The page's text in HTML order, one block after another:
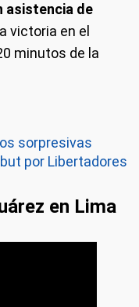
asistencia de
victoria en el
minutos de la
sorpresivas
por Libertadores
en Lima